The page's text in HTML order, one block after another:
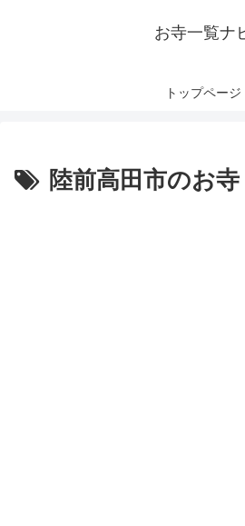
お寺一覧ナ
トップページ
陸前高田市のお